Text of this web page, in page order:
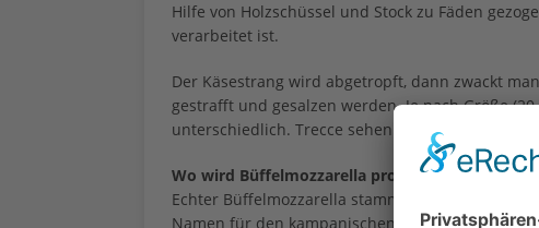
Hilfe von Holzschüssel und Stock zu Fäden
verarbeitet ist.
Der Käsestrang wird abgetropft, dann zwackt
gestrafft und gesalzen werden. Je nach Größe
unterschiedlich. Trecce sehen zopfartig aus,
Wo wird Büffelmozzarella produziert?
Echter Büffelmozzarella stammt aus Italien,
Namen für den kampanischen Büffelmozzarella